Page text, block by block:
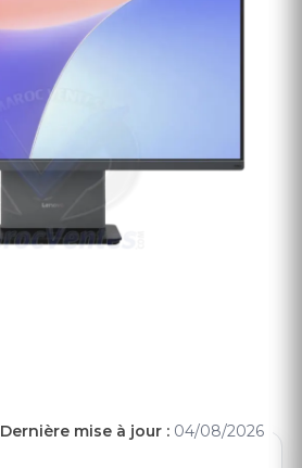
Dernière mise à jour : 04/08/2026